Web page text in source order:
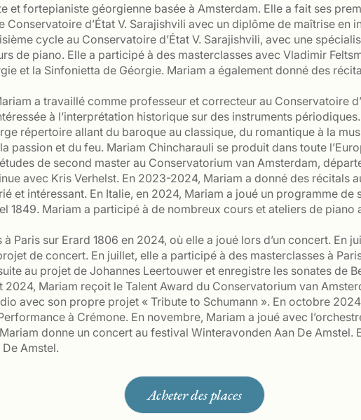
et fortepianiste géorgienne basée à Amsterdam. Elle a fait ses
Conservatoire d’État V. Sarajishvili avec un diplôme de maîtrise en
cycle au Conservatoire d’État V. Sarajishvili, avec une
de piano. Elle a participé à des masterclasses avec Vladimir
et la Sinfonietta de Géorgie. Mariam a également donné des
a travaillé comme professeur et correcteur au Conservatoire
à l’interprétation historique sur des instruments
répertoire allant du baroque au classique, du romantique à la
passion et du feu. Mariam Chincharauli se produit dans toute
de second master au Conservatorium van Amsterdam,
avec Kris Verhelst. En 2023-2024, Mariam a donné des récitals
et intéressant. En Italie, en 2024, Mariam a joué un programme
1849. Mariam a participé à de nombreux cours et ateliers de
Paris sur Erard 1806 en 2024, où elle a joué lors d’un concert. En
de concert. En juillet, elle a participé à des masterclasses à
au projet de Johannes Leertouwer et enregistre les sonates de
Mariam reçoit le Talent Award du Conservatorium van
avec son propre projet « Tribute to Schumann ». En octobre
à Crémone. En novembre, Mariam a joué avec
donne un concert au festival Winteravonden Aan De Amstel.
Amstel.
Acheter des places